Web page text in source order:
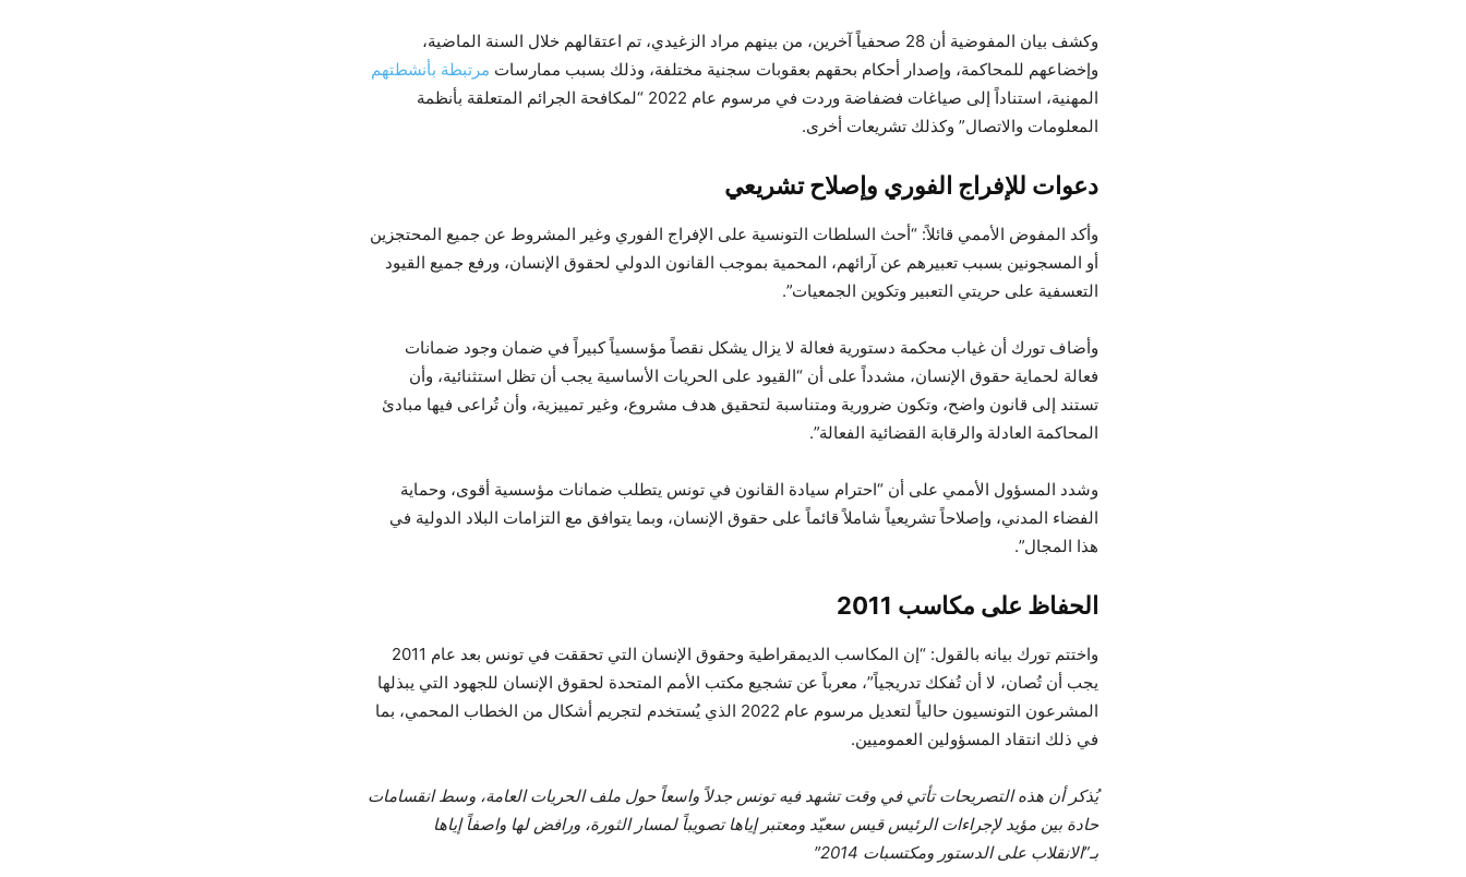
وكشف بيان المفوضية أن 28 صحفياً آخرين، من بينهم مراد الزغيدي، تم اعتقالهم خلال السنة الماضية،
وإخضاعهم للمحاكمة، وإصدار أحكام بحقهم بعقوبات سجنية مختلفة، وذلك بسبب ممارسات مرتبطة بأنشطتهم
المهنية، استناداً إلى صياغات فضفاضة وردت في مرسوم عام 2022 “لمكافحة الجرائم المتعلقة بأنظمة
المعلومات والاتصال” وكذلك تشريعات أخرى.
دعوات للإفراج الفوري وإصلاح تشريعي
وأكد المفوض الأممي قائلاً: “أحث السلطات التونسية على الإفراج الفوري وغير المشروط عن جميع المحتجزين
أو المسجونين بسبب تعبيرهم عن آرائهم، المحمية بموجب القانون الدولي لحقوق الإنسان، ورفع جميع القيود
التعسفية على حريتي التعبير وتكوين الجمعيات”.
وأضاف تورك أن غياب محكمة دستورية فعالة لا يزال يشكل نقصاً مؤسسياً كبيراً في ضمان وجود ضمانات
فعالة لحماية حقوق الإنسان، مشدداً على أن “القيود على الحريات الأساسية يجب أن تظل استثنائية، وأن
تستند إلى قانون واضح، وتكون ضرورية ومتناسبة لتحقيق هدف مشروع، وغير تمييزية، وأن تُراعى فيها مبادئ
المحاكمة العادلة والرقابة القضائية الفعالة”.
وشدد المسؤول الأممي على أن “احترام سيادة القانون في تونس يتطلب ضمانات مؤسسية أقوى، وحماية
الفضاء المدني، وإصلاحاً تشريعياً شاملاً قائماً على حقوق الإنسان، وبما يتوافق مع التزامات البلاد الدولية في
هذا المجال”.
الحفاظ على مكاسب 2011
واختتم تورك بيانه بالقول: “إن المكاسب الديمقراطية وحقوق الإنسان التي تحققت في تونس بعد عام 2011
يجب أن تُصان، لا أن تُفكك تدريجياً”، معرباً عن تشجيع مكتب الأمم المتحدة لحقوق الإنسان للجهود التي يبذلها
المشرعون التونسيون حالياً لتعديل مرسوم عام 2022 الذي يُستخدم لتجريم أشكال من الخطاب المحمي، بما
في ذلك انتقاد المسؤولين العموميين.
يُذكر أن هذه التصريحات تأتي في وقت تشهد فيه تونس جدلاً واسعاً حول ملف الحريات العامة، وسط انقسامات
حادة بين مؤيد لإجراءات الرئيس قيس سعيّد ومعتبر إياها تصويباً لمسار الثورة، ورافض لها واصفاً إياها
بـ”الانقلاب على الدستور ومكتسبات 2014″